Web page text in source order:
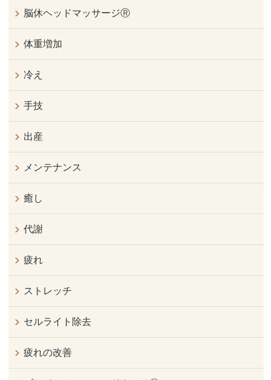
脳休ヘッドマッサージⓇ
体重増加
冷え
手技
出産
メンテナンス
癒し
代謝
疲れ
ストレッチ
セルライト除去
疲れの改善